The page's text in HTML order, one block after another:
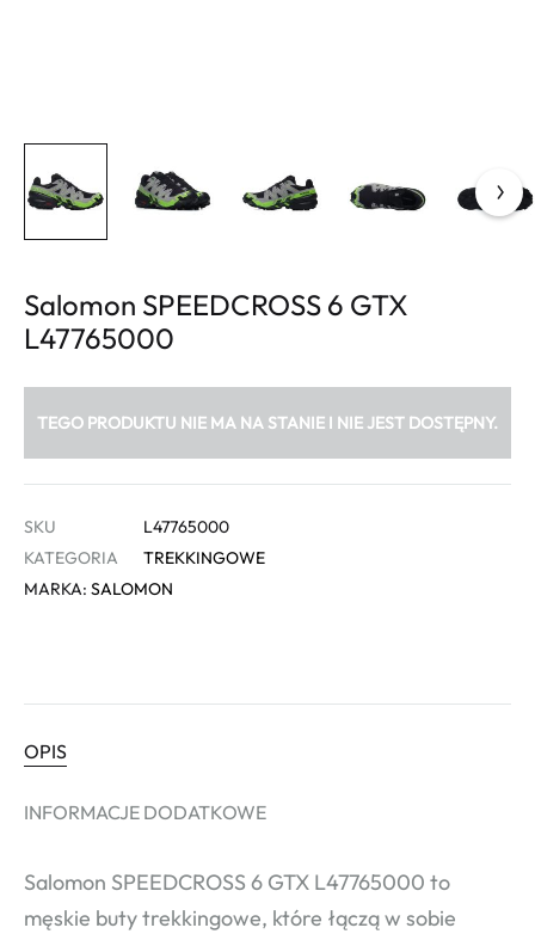
Salomon SPEEDCROSS 6 GTX
L47765000
TEGO PRODUKTU NIE MA NA STANIE I NIE JEST DOSTĘPNY.
SKU
L47765000
KATEGORIA
TREKKINGOWE
MARKA: SALOMON
OPIS
INFORMACJE DODATKOWE
Salomon SPEEDCROSS 6 GTX L47765000 to
męskie buty trekkingowe, które łączą w sobie